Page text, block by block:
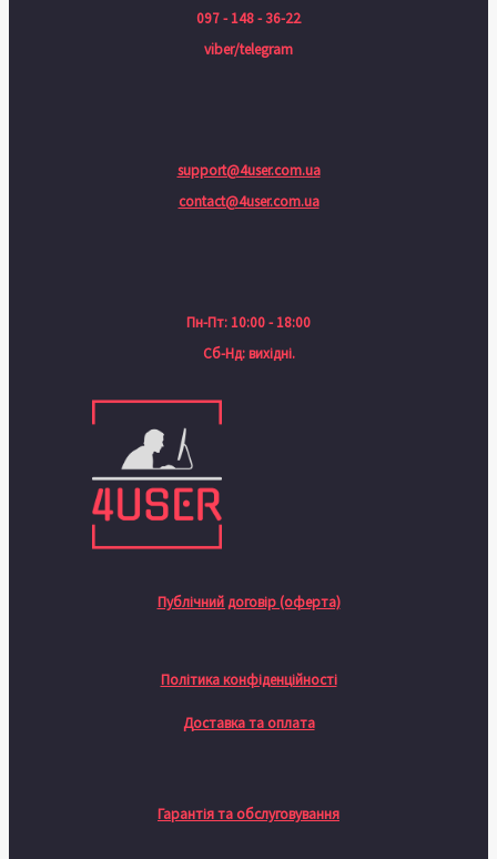
097 - 148 - 36-22
viber/telegram
support@4user.com.ua
contact@4user.com.ua
Пн-Пт: 10:00 - 18:00
Сб-Нд: вихідні.
Публічний договір (оферта)
Політика конфіденційності
Доставка та оплата
Гарантія та обслуговування